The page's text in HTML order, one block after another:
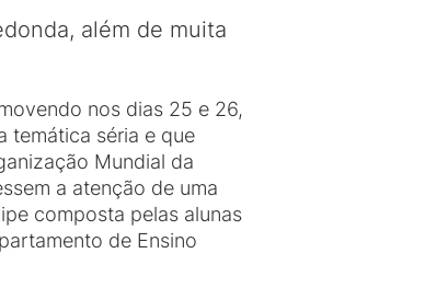
além de muita
nos dias 25 e 26,
temática séria e que
Mundial da
a atenção de uma
composta pelas alunas
de Ensino